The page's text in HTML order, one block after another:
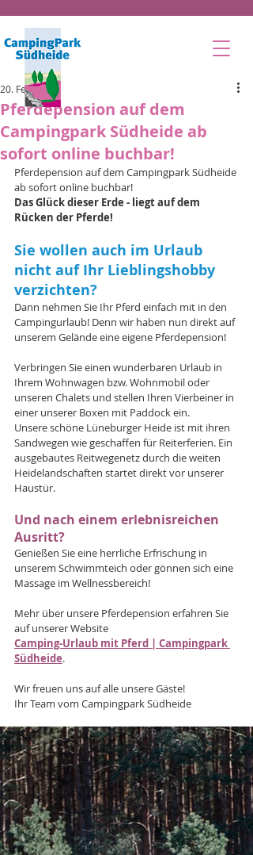
Pferdepension auf dem
Campingpark Südheide ab
sofort online buchbar!
20. Feb. 2023
Pferdepension auf dem Campingpark Südheide
ab sofort online buchbar!
Das Glück dieser Erde - liegt auf dem
Rücken der Pferde!
Sie wollen auch im Urlaub
nicht auf Ihr Lieblingshobby
verzichten?
Dann nehmen Sie Ihr Pferd einfach mit in den
Campingurlaub! Denn wir haben nun direkt auf
unserem Gelände eine eigene Pferdepension!
Verbringen Sie einen wunderbaren Urlaub in
Ihrem Wohnwagen bzw. Wohnmobil oder
unseren Chalets und stellen Ihren Vierbeiner in
einer unserer Boxen mit Paddock ein.
Unsere schöne Lüneburger Heide ist mit ihren
Sandwegen wie geschaffen für Reiterferien. Ein
ausgebautes Reitwegenetz durch die weiten
Heidelandschaften startet direkt vor unserer
Haustür.
Und nach einem erlebnisreichen
Ausritt?
Genießen Sie eine herrliche Erfrischung in
unserem Schwimmteich oder gönnen sich eine
Massage im Wellnessbereich!
Mehr über unsere Pferdepension erfahren Sie
auf unserer Website
Camping-Urlaub mit Pferd | Campingpark
Südheide.
Wir freuen uns auf alle unsere Gäste!
Ihr Team vom Campingpark Südheide